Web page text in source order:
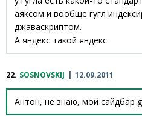
аяксом и вообще гугл
джаваскриптом.
А яндекс такой яндекс
22. SOSNOVSKIJ 12.09.2011
Антон, не знаю, мой сайдбар